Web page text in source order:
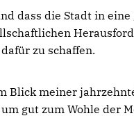
dass die Stadt in
zu schaffen.
Blick meiner
gut zum Wohle der